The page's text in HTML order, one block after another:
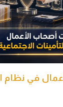
في نظام